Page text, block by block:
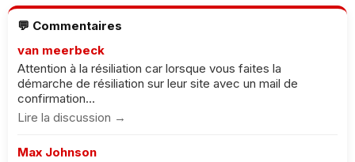
💬 Commentaires
van meerbeck
Attention à la résiliation car lorsque vous faites la
démarche de résiliation sur leur site avec un mail de
confirmation...
Lire la discussion →
Max Johnson